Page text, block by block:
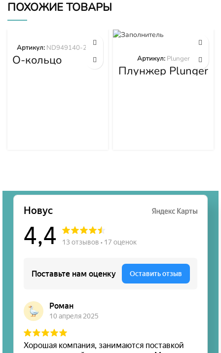
ПОХОЖИЕ ТОВАРЫ
О-кольцо
ND949140-2570
Артикул: ND949140-2570
Плунжер Plunger
Артикул: Plunger